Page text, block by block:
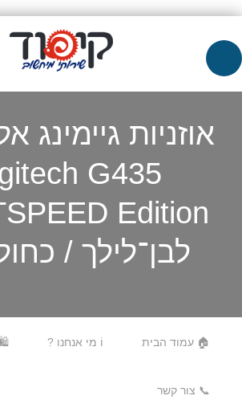
אוזניות גיימינג
G435
Edition
לבן־לילך /
Menu🏠 עמוד הבית
ℹ️ מי אנחנו ?
📞 צור קשר